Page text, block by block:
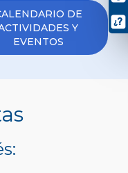
DE
Y
EVENTOS